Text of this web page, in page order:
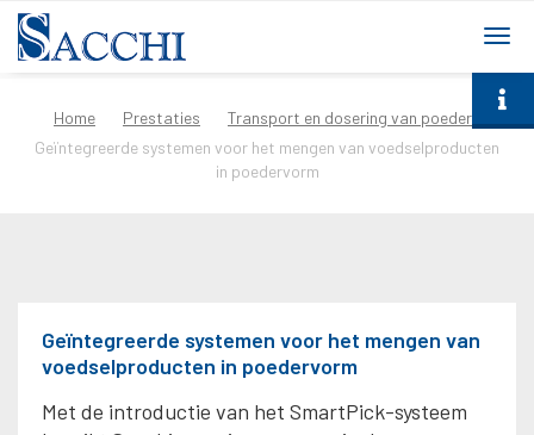
Home Prestaties
Transport en dosering van poeders
Geïntegreerde systemen voor het mengen van voedselproducten
in poedervorm
Geïntegreerde systemen voor het mengen van
voedselproducten in poedervorm
Met de introductie van het SmartPick-systeem